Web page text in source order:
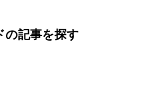
の記事を探す